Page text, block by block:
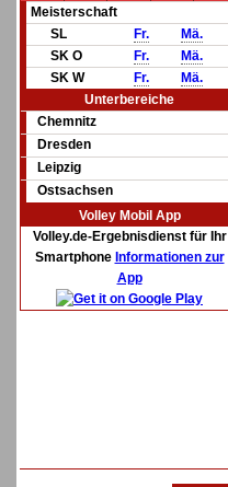
Meisterschaft
SL
Fr.
Mä.
SK O
Fr.
Mä.
SK W
Fr.
Mä.
Unterbereiche
Chemnitz
Dresden
Leipzig
Ostsachsen
Volley Mobil App
Volley.de-Ergebnisdienst für Ihr
Smartphone Informationen zur
App